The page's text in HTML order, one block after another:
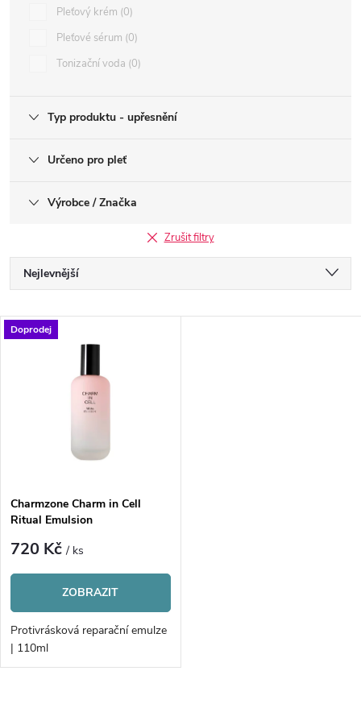
Pleťový krém 0
Pleťové sérum 0
Tonizační voda 0
Typ produktu - upřesnění
Určeno pro pleť
Výrobce / Značka
Zrušit filtry
Ř
a
p
r
o
d
u
Nejlevnější
Nejprodávanější
V
s
p
r
o
d
Doprodej
Charmzone Charm in Cell
Ritual Emulsion
720 Kč/ ks
ZOBRAZIT
Protivrásková reparační emulze
| 110ml